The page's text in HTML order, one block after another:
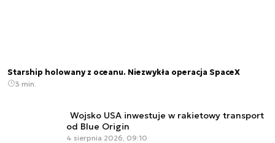
Starship holowany z oceanu. Niezwykła operacja SpaceX
3 min.
Wojsko USA inwestuje w rakietowy transport
od Blue Origin
4 sierpnia 2026, 09:10